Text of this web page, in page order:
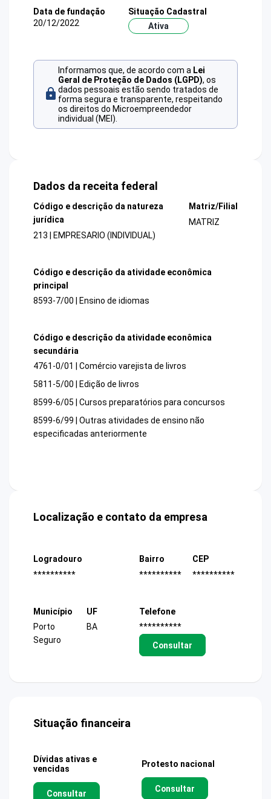
Data de fundação
20/12/2022
Situação Cadastral
Ativa
Informamos que, de acordo com a Lei
Geral de Proteção de Dados (LGPD), os
dados pessoais estão sendo tratados de
forma segura e transparente, respeitando
os direitos do Microempreendedor
individual (MEI).
Dados da receita federal
Código e descrição da natureza
jurídica
213 | EMPRESARIO (INDIVIDUAL)
Matriz/Filial
MATRIZ
Código e descrição da atividade econômica
principal
8593-7/00 | Ensino de idiomas
Código e descrição da atividade econômica
secundária
4761-0/01 | Comércio varejista de livros
5811-5/00 | Edição de livros
8599-6/05 | Cursos preparatórios para concursos
8599-6/99 | Outras atividades de ensino não
especificadas anteriormente
Localização e contato da empresa
Logradouro
**********
Bairro
**********
CEP
**********
Município
Porto
Seguro
UF
BA
Telefone
**********
Consultar
Situação financeira
Dívidas ativas e
vencidas
Consultar
Protesto nacional
Consultar